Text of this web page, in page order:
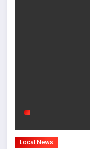
Local News